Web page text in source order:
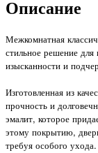
Описание
Межкомнатная
стильное решение
изысканности и
Изготовленная из
прочность и
эмалит, которое
этому покрытию,
требуя особого ухода.